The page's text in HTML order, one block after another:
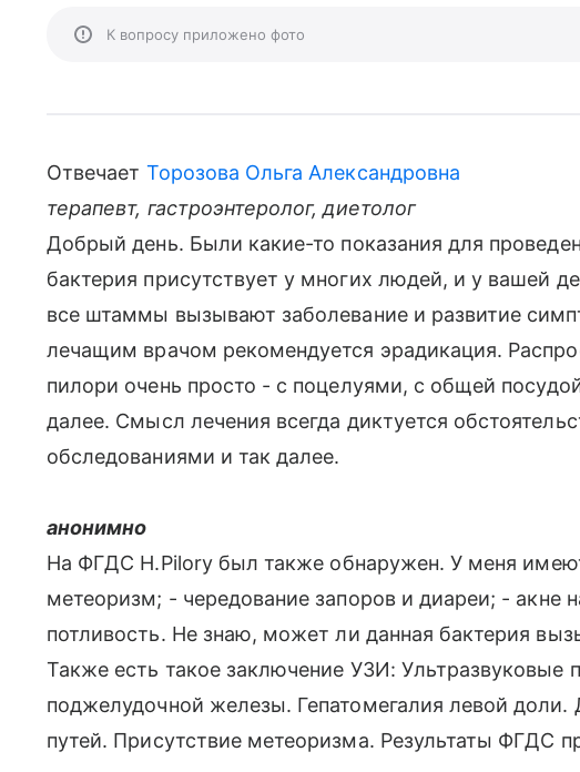
К вопросу приложено фото
Отвечает Торозова Ольга Александровна
терапевт, гастроэнтеролог, диетолог
Добрый день. Были какие-то показания для
бактерия присутствует у многих людей, и у вашей
все штаммы вызывают заболевание и развитие
лечащим врачом рекомендуется эрадикация.
пилори очень просто - с поцелуями, с общей
далее. Смысл лечения всегда диктуется
обследованиями и так далее.
анонимно
На ФГДС H.Pilory был также обнаружен. У меня
метеоризм; - чередование запоров и диареи; - акне
потливость. Не знаю, может ли данная бактерия
Также есть такое заключение УЗИ: Ультразвуковые
поджелудочной железы. Гепатомегалия левой
путей. Присутствие метеоризма. Результаты ФГДС